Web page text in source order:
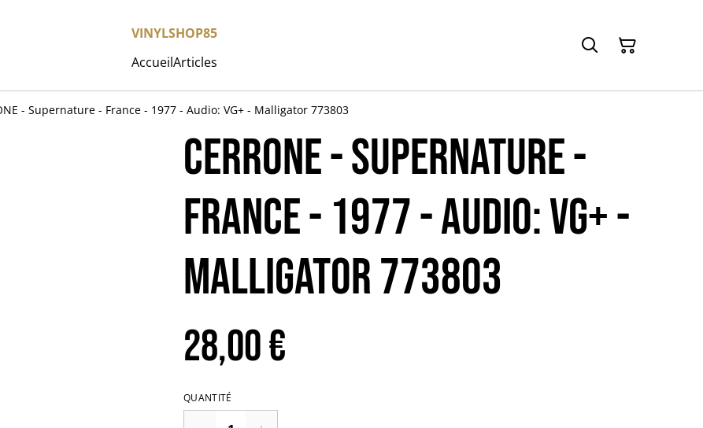
VINYLSHOP85
AccueilArticles
- Supernature - France - 1977 - Audio: VG+ - Malligator 773803
CERRONE - Supernature -
France - 1977 - Audio: VG+ -
Malligator 773803
28,00 €
QUANTITÉ